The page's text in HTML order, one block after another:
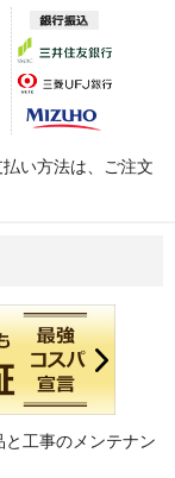
い方法は、ご注文
工事のメンテナン